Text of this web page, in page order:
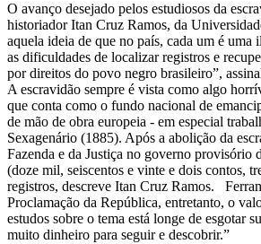
O avanço desejado pelos estudiosos da
historiador Itan Cruz Ramos, da
aquela ideia de que no país, cada um é
as dificuldades de localizar registros e
por direitos do povo negro brasileiro”,
A escravidão sempre é vista como algo
que conta como o fundo nacional de
de mão de obra europeia - em especial
Sexagenário (1885). Após a abolição da
Fazenda e da Justiça no governo
(doze mil, seiscentos e vinte e dois contos,
registros, descreve Itan Cruz Ramos.
Proclamação da República, entretanto, o
estudos sobre o tema está longe de esgotar
muito dinheiro para seguir e descobrir.”